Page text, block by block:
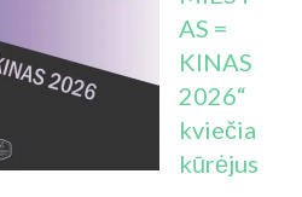
AS =
KINAS
2026“
kviečia
kūrėjus